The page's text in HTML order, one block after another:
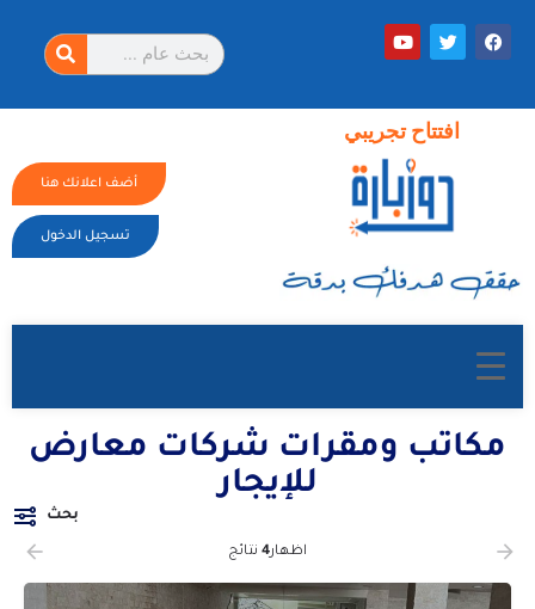
أضف اعلانك هنا
تسجيل الدخول
افتتاح تجريبي
مكاتب ومقرات شركات معارض
للإيجار
بحث
اظهار4 نتائج